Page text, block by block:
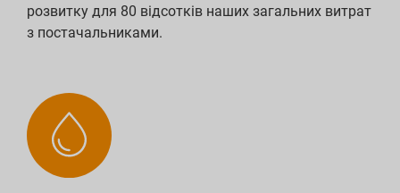
розвитку для 80 відсотків наших загальних витрат
з постачальниками.